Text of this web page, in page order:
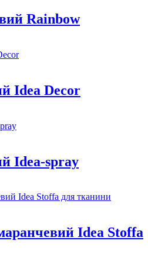
Rainbow
Idea Decor
Idea-spray
Idea Stoffa